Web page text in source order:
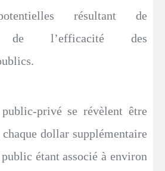
résultant de
de l’efficacité des
privé se révèlent être
dollar supplémentaire
étant associé à environ